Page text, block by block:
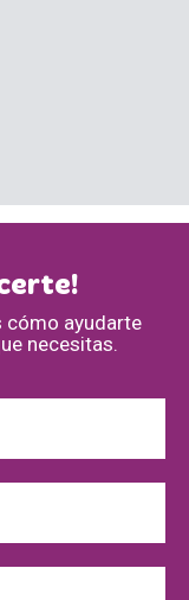
cómo ayudarte
necesitas.